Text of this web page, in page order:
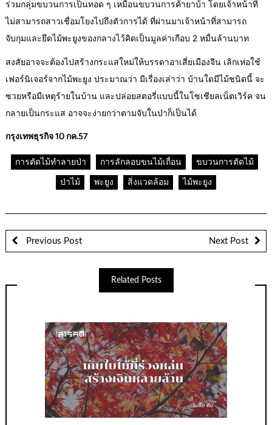
ร่วมกลุ่มขบวนการเป็นทอด ๆ เหมือนขบวนการค้ายาบ้า โดยเจ้าหน้าที่
ไม่สามารถสาวเชื่อมโยงไปถึงตัวการได้ ที่ผ่านมาเจ้าหน้าที่สามารถ
จับกุมและยึดไม้พะยูงของกลางไว้คิดเป็นมูลค่าเกือบ 2 หมื่นล้านบาท
สงสัยอาจจะต้องไปสร้างกระแสใหม่ให้บรรดาอาเสี่ยเมืองจีน เลิกเห่อใช้
เฟอร์นิเจอร์จากไม้พะยูง ประมาณว่า มีเรื่องเล่าว่า บ้านใดมีไม้ชนิดนี้ จะ
ซวยหรือมีเหตุร้ายในบ้าน และปล่อยสตอรี่แบบนี้ในโซเชียลเน็ตเวิร์ค จน
กลายเป็นกระแส อาจจะง่ายกว่าตามจับในป่าก็เป็นได้
กรุงเทพธุรกิจ 10 กค.57
การตัดไม้ทำลายป่า การลักลอบขนไม้เถื่อน ขบวนการตัดไม้
ป่าไม้ พะยูง สิ่งแวดล้อม ไม้พะยูง
Previous Post Next Post
Related Posts